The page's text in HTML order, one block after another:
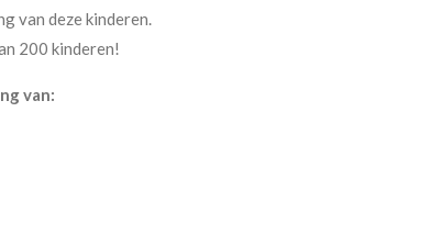
van deze kinderen.
200 kinderen!
van: